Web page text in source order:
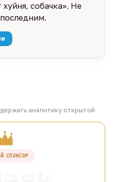
хуйня, собачка». Не
аналитику открытой
СПОНСОР